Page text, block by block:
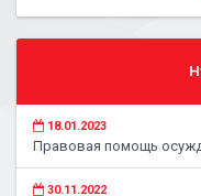
18.01.2023
Правовая помощь
30.11.2022